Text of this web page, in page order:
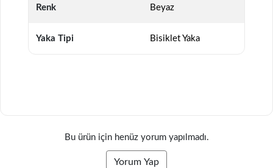
Renk Beyaz
Yaka Tipi Bisiklet Yaka
Bu ürün için henüz yorum yapılmadı.
Yorum Yap